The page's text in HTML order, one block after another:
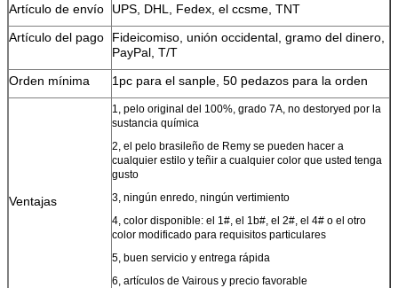
Artículo de envío
UPS, DHL, Fedex, el ccsme, TNT
Artículo del pago
Fideicomiso, unión occidental, gramo del dinero,
PayPal, T/T
Orden mínima
1pc para el sanple, 50 pedazos para la orden
Ventajas
1, pelo original del 100%, grado 7A, no destoryed por la
sustancia química
2, el pelo brasileño de Remy se pueden hacer a
cualquier estilo y teñir a cualquier color que usted tenga
gusto
3, ningún enredo, ningún vertimiento
4, color disponible: el 1#, el 1b#, el 2#, el 4# o el otro
color modificado para requisitos particulares
5, buen servicio y entrega rápida
6, artículos de Vairous y precio favorable